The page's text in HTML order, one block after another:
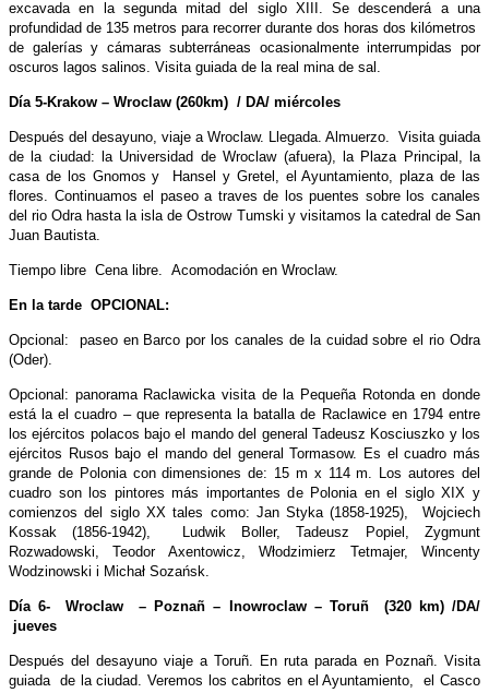
excavada en la segunda mitad del siglo XIII. Se descenderá a una
profundidad de 135 metros para recorrer durante dos horas dos kilómetros
de galerías y cámaras subterráneas ocasionalmente interrumpidas por
oscuros lagos salinos. Visita guiada de la real mina de sal.
Día 5-Krakow – Wroclaw (260km) / DA/ miércoles
Después del desayuno, viaje a Wroclaw. Llegada. Almuerzo. Visita guiada
de la ciudad: la Universidad de Wroclaw (afuera), la Plaza Principal, la
casa de los Gnomos y Hansel y Gretel, el Ayuntamiento, plaza de las
flores. Continuamos el paseo a traves de los puentes sobre los canales
del rio Odra hasta la isla de Ostrow Tumski y visitamos la catedral de San
Juan Bautista.
Tiempo libre Cena libre. Acomodación en Wroclaw.
En la tarde OPCIONAL:
Opcional: paseo en Barco por los canales de la cuidad sobre el rio Odra
(Oder).
Opcional: panorama Raclawicka visita de la Pequeña Rotonda en donde
está la el cuadro – que representa la batalla de Raclawice en 1794 entre
los ejércitos polacos bajo el mando del general Tadeusz Kosciuszko y los
ejércitos Rusos bajo el mando del general Tormasow. Es el cuadro más
grande de Polonia con dimensiones de: 15 m x 114 m. Los autores del
cuadro son los pintores más importantes de Polonia en el siglo XIX y
comienzos del siglo XX tales como: Jan Styka (1858-1925), Wojciech
Kossak (1856-1942), Ludwik Boller, Tadeusz Popiel, Zygmunt
Rozwadowski, Teodor Axentowicz, Włodzimierz Tetmajer, Wincenty
Wodzinowski i Michał Sozańsk.
Día 6- Wroclaw – Poznañ – Inowroclaw – Toruñ (320 km) /DA/
jueves
Después del desayuno viaje a Toruñ. En ruta parada en Poznañ. Visita
guiada de la ciudad. Veremos los cabritos en el Ayuntamiento, el Casco